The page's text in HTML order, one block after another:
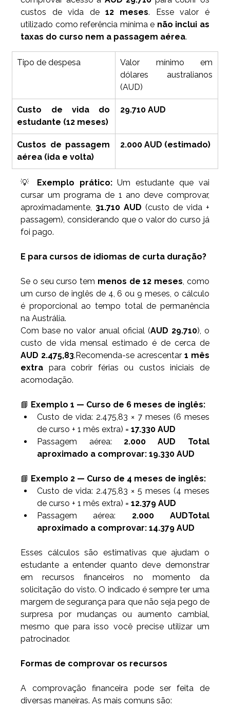
custos de vida de 12 meses. Esse valor é
utilizado como referência mínima e não inclui as
taxas do curso nem a passagem aérea.
Tipo de despesa
Valor mínimo em
dólares australianos
(AUD)
Custo de vida do
estudante (12 meses)
29.710 AUD
Custos de passagem
aérea (ida e volta)
2.000 AUD (estimado)
💡 Exemplo prático: Um estudante que vai
cursar um programa de 1 ano deve comprovar,
aproximadamente, 31.710 AUD (custo de vida +
passagem), considerando que o valor do curso já
foi pago.
E para cursos de idiomas de curta duração?
Se o seu curso tem menos de 12 meses, como
um curso de inglês de 4, 6 ou 9 meses, o cálculo
é proporcional ao tempo total de permanência
na Austrália.
Com base no valor anual oficial (AUD 29.710), o
custo de vida mensal estimado é de cerca de
AUD 2.475,83.Recomenda-se acrescentar 1 mês
extra para cobrir férias ou custos iniciais de
acomodação.
📘 Exemplo 1 — Curso de 6 meses de inglês:
Custo de vida: 2.475,83 × 7 meses (6 meses
de curso + 1 mês extra) = 17.330 AUD
Passagem aérea: 2.000 AUD Total
aproximado a comprovar: 19.330 AUD
📘 Exemplo 2 — Curso de 4 meses de inglês:
Custo de vida: 2.475,83 × 5 meses (4 meses
de curso + 1 mês extra) = 12.379 AUD
Passagem aérea: 2.000 AUDTotal
aproximado a comprovar: 14.379 AUD
Esses cálculos são estimativas que ajudam o
estudante a entender quanto deve demonstrar
em recursos financeiros no momento da
solicitação do visto. O indicado é sempre ter uma
margem de segurança para que não seja pego de
surpresa por mudanças ou aumento cambial,
mesmo que para isso você precise utilizar um
patrocinador.
Formas de comprovar os recursos
A comprovação financeira pode ser feita de
diversas maneiras. As mais comuns são: